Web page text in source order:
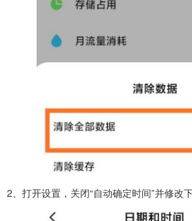
2、打开设置，关闭“自动确定时间”并修改